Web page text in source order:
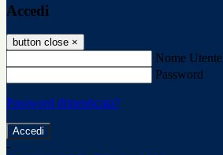
Accedi
button close ×
Nome Utente
Password
Password dimenticata?
-